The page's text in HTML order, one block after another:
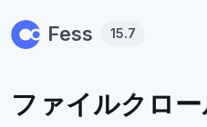
Fess 15.7
ファイルクロ